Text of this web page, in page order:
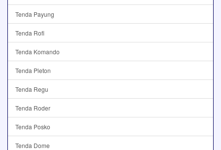
Tenda Payung
Tenda Rofi
Tenda Komando
Tenda Pleton
Tenda Regu
Tenda Roder
Tenda Posko
Tenda Dome